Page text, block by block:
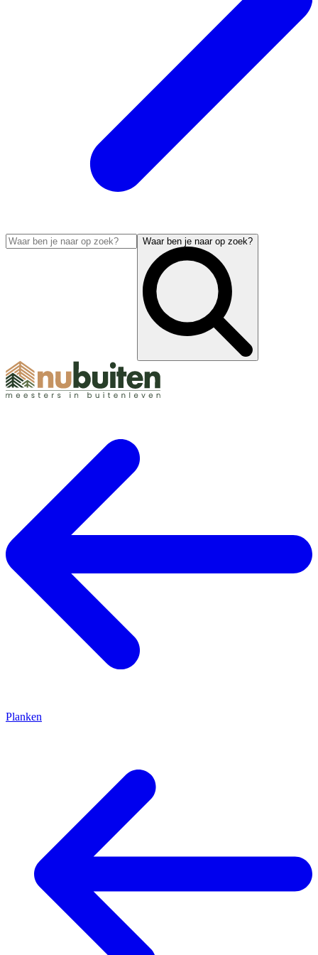
Waar ben je naar op zoek?
Planken